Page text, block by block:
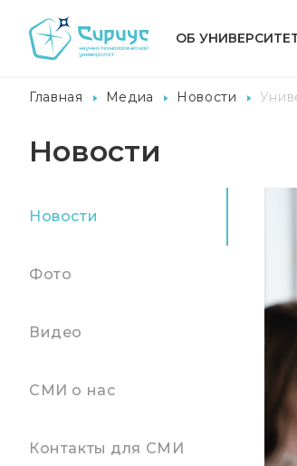
ОБ
Главная Медиа Новости
Новости
Новости
Фото
Видео
СМИ о нас
Контакты для СМИ